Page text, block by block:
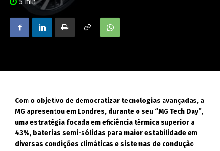
5 min
Com o objetivo de democratizar tecnologias avançadas, a
MG apresentou em Londres, durante o seu “MG Tech Day”,
uma estratégia focada em eficiência térmica superior a
43%, baterias semi-sólidas para maior estabilidade em
diversas condições climáticas e sistemas de condução